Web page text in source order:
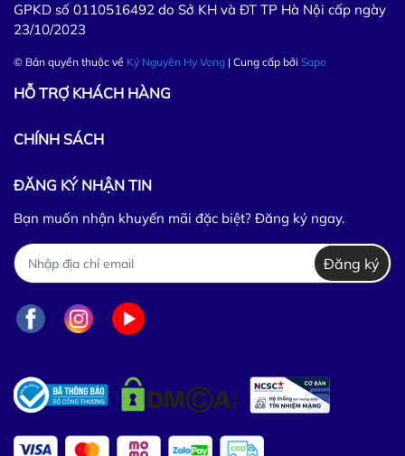
GPKD số 0110516492 do Sở KH và ĐT TP Hà Nội cấp ngày
23/10/2023
© Bản quyền thuộc về Kỷ Nguyên Hy Vọng | Cung cấp bởi Sapo
HỖ TRỢ KHÁCH HÀNG
CHÍNH SÁCH
ĐĂNG KÝ NHẬN TIN
Bạn muốn nhận khuyến mãi đặc biệt? Đăng ký ngay.
Đăng ký